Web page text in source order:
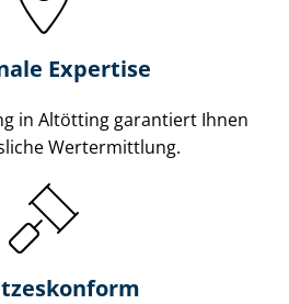
Expertise
in Altötting garantiert Ihnen
Wertermittlung.